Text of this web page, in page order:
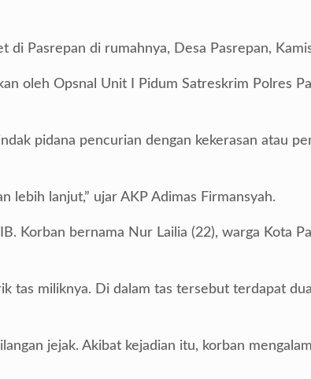
Pasrepan di rumahnya, Desa Pasrepan,
oleh Opsnal Unit I Pidum Satreskrim Polres
pidana pencurian dengan kekerasan atau
lebih lanjut,” ujar AKP Adimas Firmansyah.
Korban bernama Nur Lailia (22), warga Kota
tas miliknya. Di dalam tas tersebut terdapat
jejak. Akibat kejadian itu, korban